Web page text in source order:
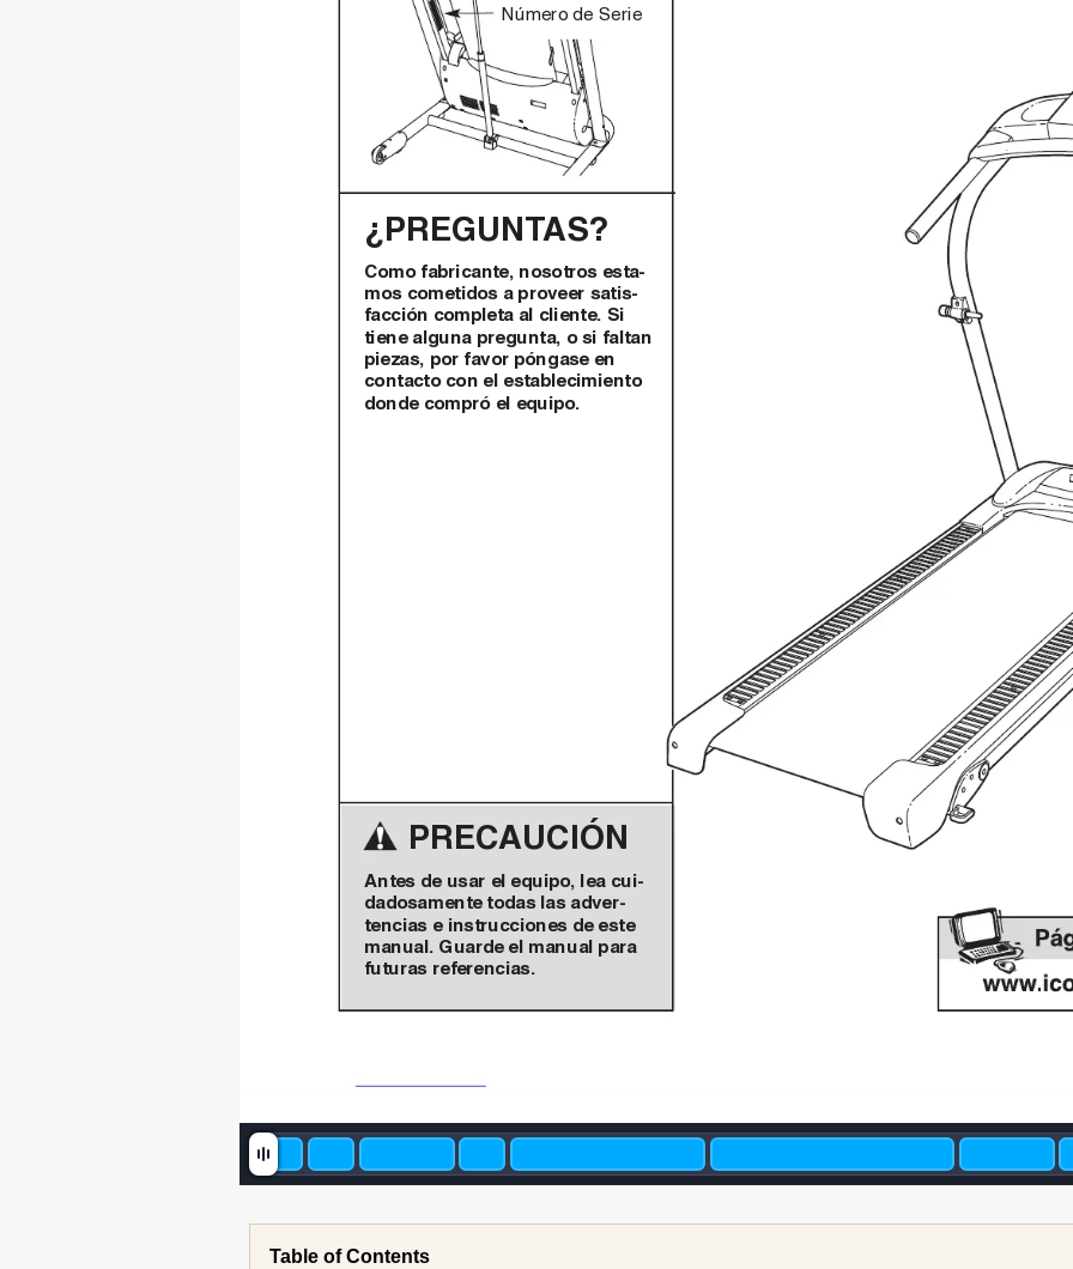
Número de Serie
PRECAUCIÓN
Antes de usar el equipo, lea cui-
dadosamente todas las adver-
tencias e instrucciones de este
manual. Guarde el manual para
futuras referencias.
¿PREGUNTAS?
Como fabricante, nosotros esta-
mos cometidos a proveer satis-
facción completa al cliente. Si
tiene alguna pregunta, o si faltan
piezas, por favor póngase en
contacto con el establecimiento
donde compró el equipo.
Table of Contents